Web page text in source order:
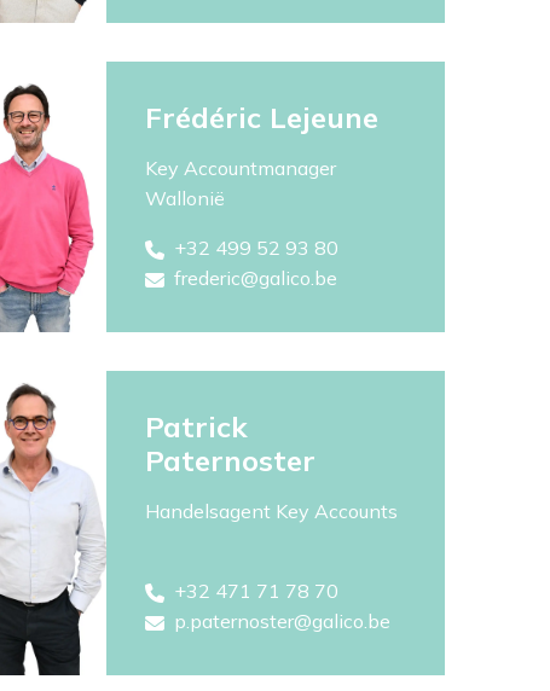
Frédéric Lejeune
Key Accountmanager
Wallonië
+32 499 52 93 80
frederic@galico.be
Patrick
Paternoster
Handelsagent Key Accounts
+32 471 71 78 70
p.paternoster@galico.be